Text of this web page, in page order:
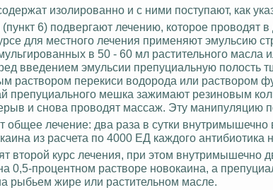
изолированно и с ними поступают, как
6) подвергают лечению, которое проводят
для местного лечения применяют эмульсию
в 50 - 60 мл растительного
введением эмульсии препуциальную полость
раствором перекиси водорода или раствором
препуциального мешка зажимают резиновым
и снова проводят массаж. Эту манипуляцию
лечение: два раза в сутки внутримышечно
из расчета по 4000 ЕД каждого антибиотика
второй курс лечения, при этом внутримышечно
0,5-процентном растворе новокаина, а
рыбьем жире или растительном масле.